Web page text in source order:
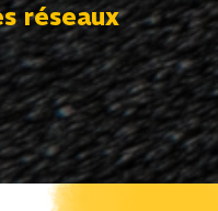
réseaux